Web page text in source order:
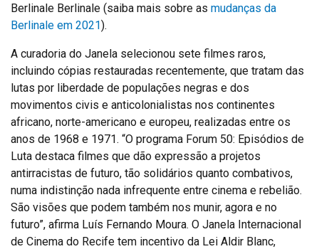
Berlinale Berlinale (saiba mais sobre as mudanças da
Berlinale em 2021).
A curadoria do Janela selecionou sete filmes raros,
incluindo cópias restauradas recentemente, que tratam das
lutas por liberdade de populações negras e dos
movimentos civis e anticolonialistas nos continentes
africano, norte-americano e europeu, realizadas entre os
anos de 1968 e 1971. “O programa Forum 50: Episódios de
Luta destaca filmes que dão expressão a projetos
antirracistas de futuro, tão solidários quanto combativos,
numa indistinção nada infrequente entre cinema e rebelião.
São visões que podem também nos munir, agora e no
futuro”, afirma Luís Fernando Moura. O Janela Internacional
de Cinema do Recife tem incentivo da Lei Aldir Blanc,